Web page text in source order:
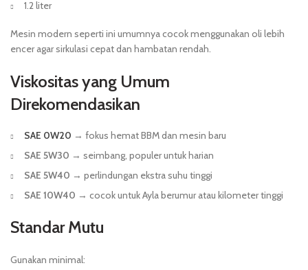
1.2 liter
Mesin modern seperti ini umumnya cocok menggunakan oli lebih
encer agar sirkulasi cepat dan hambatan rendah.
Viskositas yang Umum
Direkomendasikan
SAE 0W20 → fokus hemat BBM dan mesin baru
SAE 5W30 → seimbang, populer untuk harian
SAE 5W40 → perlindungan ekstra suhu tinggi
SAE 10W40 → cocok untuk Ayla berumur atau kilometer tinggi
Standar Mutu
Gunakan minimal: